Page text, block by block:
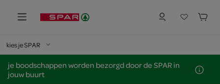
kies je SPAR
je boodschappen worden bezorgd door de SPAR in
jouw buurt